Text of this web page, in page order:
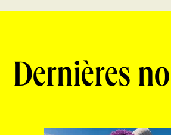
Dernières